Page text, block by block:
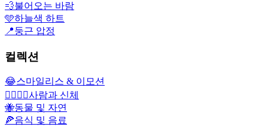
💨불어오는 바람
🩵하늘색 하트
📍둥근 압정
컬렉션
😂스마일리스 & 이모션
👩‍❤️‍💋‍👨사람과 신체
🐝동물 및 자연
🍕음식 및 음료